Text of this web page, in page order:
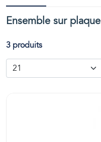
Ensemble sur plaque
3 produits